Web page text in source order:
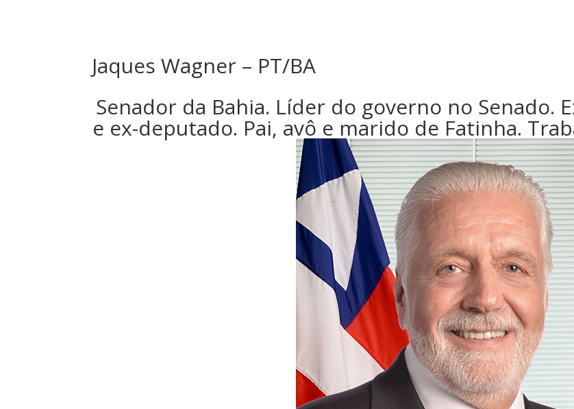
Jaques Wagner – PT/BA
Senador da Bahia. Líder do governo no Senado.
e ex-deputado. Pai, avô e marido de Fatinha.